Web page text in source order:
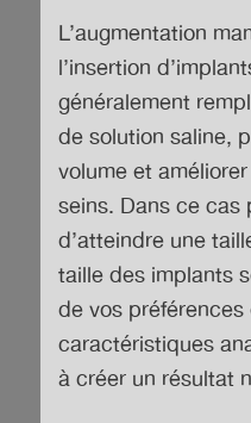
L’augmentation
l’insertion
généralement
de solution saline,
volume et
seins. Dans ce cas
d’atteindre une
taille des implants
de vos
caractéristiques
à créer un résultat